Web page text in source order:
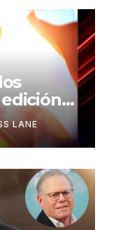
Super
LANE